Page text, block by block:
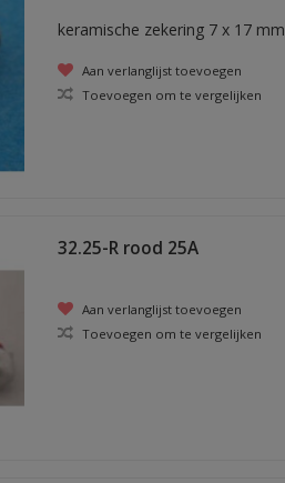
keramische zekering 7 x 17 mm
Aan verlanglijst toevoegen
Toevoegen om te vergelijken
32.25-R rood 25A
Aan verlanglijst toevoegen
Toevoegen om te vergelijken